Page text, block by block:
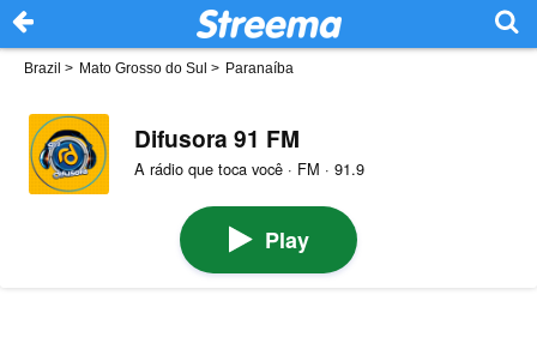
Brazil > Mato Grosso do Sul > Paranaíba
Difusora 91 FM
A rádio que toca você · FM · 91.9
Play